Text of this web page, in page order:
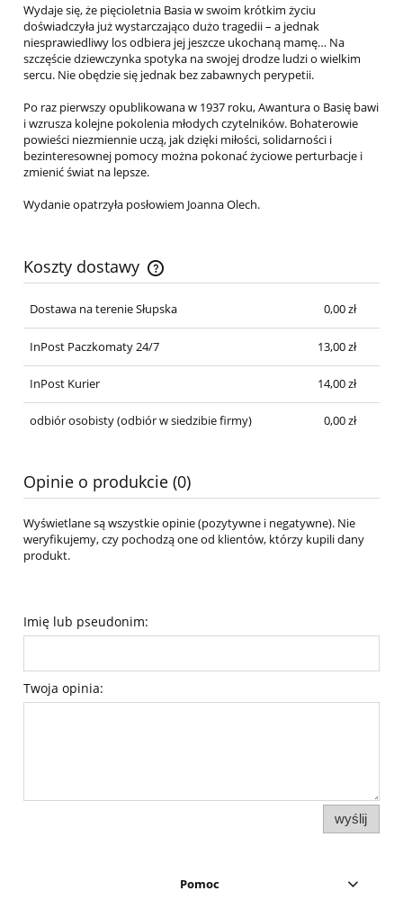
Wydaje się, że pięcioletnia Basia w swoim krótkim życiu
doświadczyła już wystarczająco dużo tragedii – a jednak
niesprawiedliwy los odbiera jej jeszcze ukochaną mamę… Na
szczęście dziewczynka spotyka na swojej drodze ludzi o wielkim
sercu. Nie obędzie się jednak bez zabawnych perypetii.
Po raz pierwszy opublikowana w 1937 roku, Awantura o Basię bawi
i wzrusza kolejne pokolenia młodych czytelników. Bohaterowie
powieści niezmiennie uczą, jak dzięki miłości, solidarności i
bezinteresownej pomocy można pokonać życiowe perturbacje i
zmienić świat na lepsze.
Wydanie opatrzyła posłowiem Joanna Olech.
Koszty dostawy
Cena nie zawiera ewentualnych kosztów płatności
Dostawa na terenie Słupska
0,00 zł
InPost Paczkomaty 24/7 13,00 zł
InPost Kurier 14,00 zł
odbiór osobisty(odbiór w siedzibie firmy) 0,00 zł
Opinie o produkcie (0)
Wyświetlane są wszystkie opinie (pozytywne i negatywne). Nie
weryfikujemy, czy pochodzą one od klientów, którzy kupili dany
produkt.
Imię lub pseudonim:
Twoja opinia:
wyślij
Pomoc